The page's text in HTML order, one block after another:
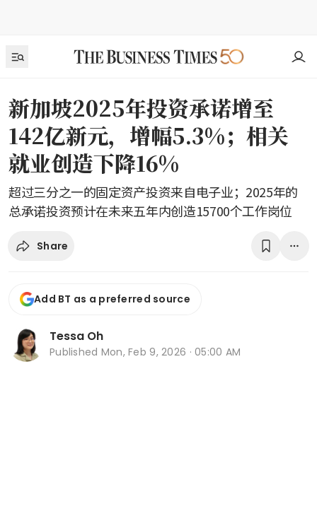
新加坡2025年投资承诺增至
142亿新元，增幅5.3%；相关
就业创造下降16%
超过三分之一的固定资产投资来自电子业；2025年的
总承诺投资预计在未来五年内创造15700个工作岗位
Share
Add BT as a preferred source
Tessa Oh
Published Mon, Feb 9, 2026 · 05:00 AM